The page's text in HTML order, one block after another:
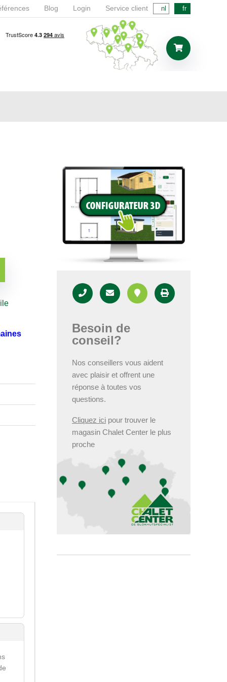
Blog Login Service client nl fr
Besoin de
conseil?
Nos conseillers vous aident
avec plaisir et offrent une
réponse à toutes vos
questions.
Cliquez ici pour trouver le
magasin Chalet Center le plus
proche